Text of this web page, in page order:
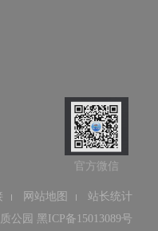
官方微信
网站地图
站长统计
公园 黑ICP备15013089号